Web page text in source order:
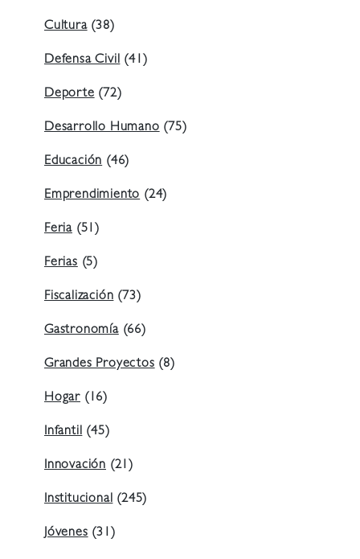
Cultura(38)
Defensa Civil (41)
Deporte (72)
Desarrollo Humano (75)
Educación (46)
Emprendimiento (24)
Feria (51)
Ferias (5)
Fiscalización (73)
Gastronomía(66)
Grandes Proyectos (8)
Hogar (16)
Infantil (45)
Innovación (21)
Institucional (245)
Jóvenes (31)